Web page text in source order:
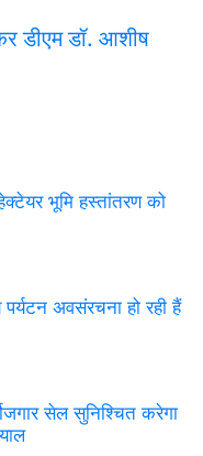
डीएम डॉ. आशीष
भूमि हस्तांतरण को
अवसंरचना हो रही हैं
सेल सुनिश्चित करेगा